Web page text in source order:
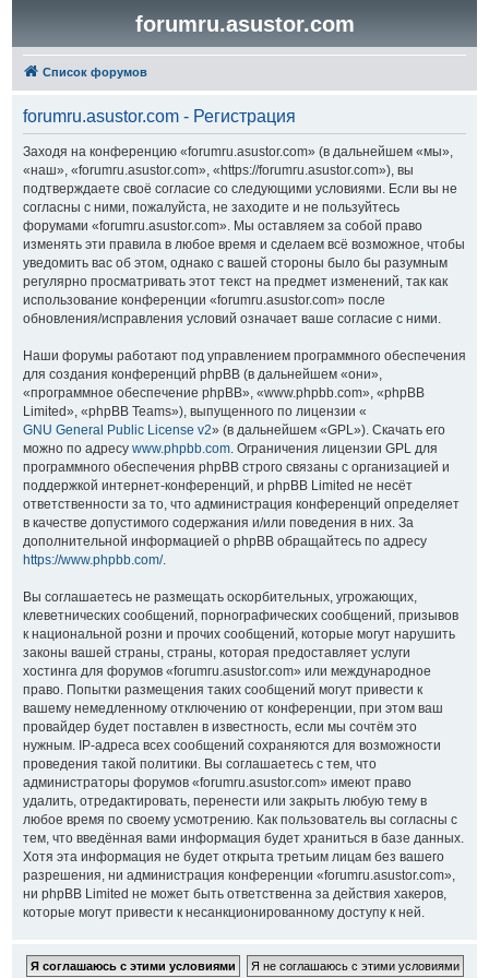
forumru.asustor.com
Список форумов
forumru.asustor.com - Регистрация
Заходя на конференцию «forumru.asustor.com» (в дальнейшем «мы»,
«наш», «forumru.asustor.com», «https://forumru.asustor.com»), вы
подтверждаете своё согласие со следующими условиями. Если вы не
согласны с ними, пожалуйста, не заходите и не пользуйтесь
форумами «forumru.asustor.com». Мы оставляем за собой право
изменять эти правила в любое время и сделаем всё возможное, чтобы
уведомить вас об этом, однако с вашей стороны было бы разумным
регулярно просматривать этот текст на предмет изменений, так как
использование конференции «forumru.asustor.com» после
обновления/исправления условий означает ваше согласие с ними.
Наши форумы работают под управлением программного обеспечения
для создания конференций phpBB (в дальнейшем «они»,
«программное обеспечение phpBB», «www.phpbb.com», «phpBB
Limited», «phpBB Teams»), выпущенного по лицензии «
GNU General Public License v2» (в дальнейшем «GPL»). Скачать его
можно по адресу www.phpbb.com. Ограничения лицензии GPL для
программного обеспечения phpBB строго связаны с организацией и
поддержкой интернет-конференций, и phpBB Limited не несёт
ответственности за то, что администрация конференций определяет
в качестве допустимого содержания и/или поведения в них. За
дополнительной информацией о phpBB обращайтесь по адресу
https://www.phpbb.com/.
Вы соглашаетесь не размещать оскорбительных, угрожающих,
клеветнических сообщений, порнографических сообщений, призывов
к национальной розни и прочих сообщений, которые могут нарушить
законы вашей страны, страны, которая предоставляет услуги
хостинга для форумов «forumru.asustor.com» или международное
право. Попытки размещения таких сообщений могут привести к
вашему немедленному отключению от конференции, при этом ваш
провайдер будет поставлен в известность, если мы сочтём это
нужным. IP-адреса всех сообщений сохраняются для возможности
проведения такой политики. Вы соглашаетесь с тем, что
администраторы форумов «forumru.asustor.com» имеют право
удалить, отредактировать, перенести или закрыть любую тему в
любое время по своему усмотрению. Как пользователь вы согласны с
тем, что введённая вами информация будет храниться в базе данных.
Хотя эта информация не будет открыта третьим лицам без вашего
разрешения, ни администрация конференции «forumru.asustor.com»,
ни phpBB Limited не может быть ответственна за действия хакеров,
которые могут привести к несанкционированному доступу к ней.